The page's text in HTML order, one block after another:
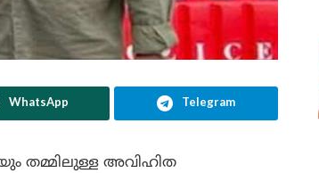
WhatsApp Telegram
തമ്മിലുള്ള അവിഹിത